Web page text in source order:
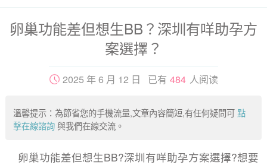
卵巢功能差但想生BB？深圳有咩助孕方
案選擇？
2025 年 6 月 12 日 已有 484 人阅读
溫馨提示：為節省您的手機流量,文章內容簡短,有任何疑問可點
擊在線諮詢 與我們在線交流。
卵巢功能差但想生BB?深圳有咩助孕方案選擇?想要